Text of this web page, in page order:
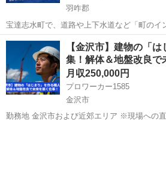
羽咋郡
宝達志水町で、道路や上下水道など「町のイ
術職（正職員） の募集です。 民間での 施工
験を、無理なく活かせるお仕事です。公務
ん。 町が工事を出す側（...
石川 羽咋郡 その他 働き
【金沢市】建物の「
集！解体＆地盤改良で
月収250,000円
プロワーカー1585
金沢市
勤務地 金沢市および近郊エリア ※現場への直行直帰